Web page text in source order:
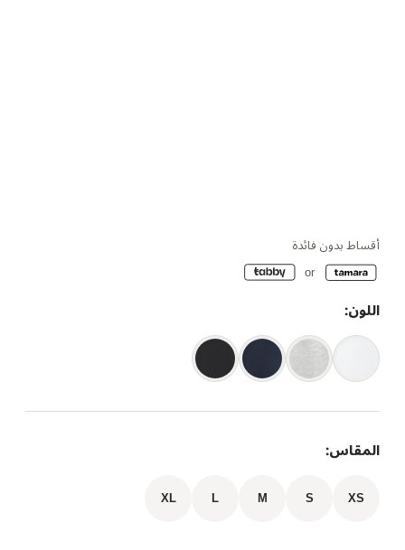
أقساط بدون فائدة
اللون:
المقاس:
XS
S
M
L
XL